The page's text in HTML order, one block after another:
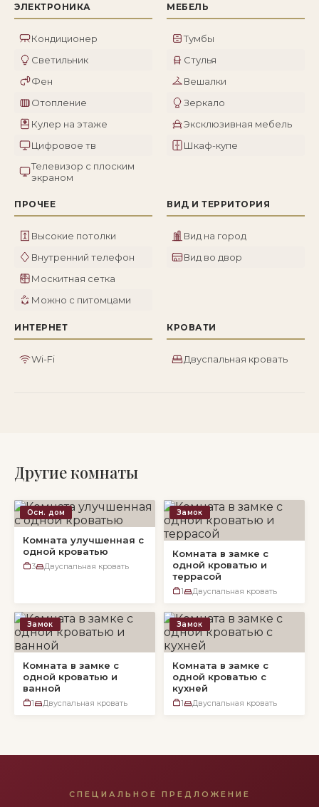
ЭЛЕКТРОНИКА
Кондиционер
Светильник
Фен
Отопление
Кулер на этаже
Цифровое тв
Телевизор с плоским
экраном
МЕБЕЛЬ
Тумбы
Стулья
Вешалки
Зеркало
Эксклюзивная мебель
Шкаф-купе
ПРОЧЕЕ
Высокие потолки
Внутренний телефон
Москитная сетка
Можно с питомцами
ВИД И ТЕРРИТОРИЯ
Вид на город
Вид во двор
ИНТЕРНЕТ
Wi-Fi
КРОВАТИ
Двуспальная кровать
Другие комнаты
Осн. дом
Комната улучшенная с
одной кроватью
3 Двуспальная кровать
Замок
Комната в замке с
одной кроватью и
террасой
1 Двуспальная кровать
Замок
Комната в замке с
одной кроватью и
ванной
1 Двуспальная кровать
Замок
Комната в замке с
одной кроватью с
кухней
1 Двуспальная кровать
СПЕЦИАЛЬНОЕ ПРЕДЛОЖЕНИЕ